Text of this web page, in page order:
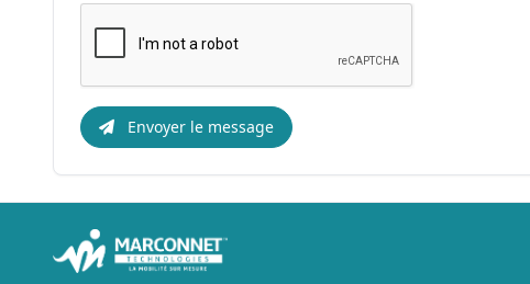
Envoyer le message